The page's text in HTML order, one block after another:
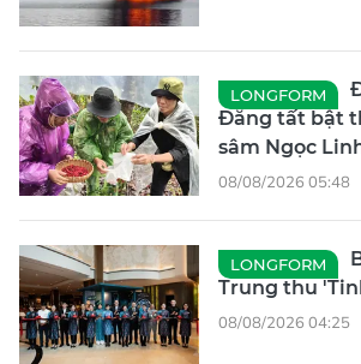
LONGFORM
Đăng tất bật
sâm Ngọc
08/08/2026 05:48
LONGFORM
Trung thu
08/08/2026 04:25